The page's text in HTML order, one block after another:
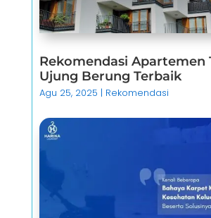
Rekomendasi Apartemen
Ujung Berung Terbaik
Agu 25, 2025 | Rekomendasi